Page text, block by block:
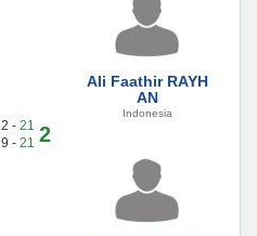
- 21
- 21 2
Ali Faathir RAYH
AN
Indonesia